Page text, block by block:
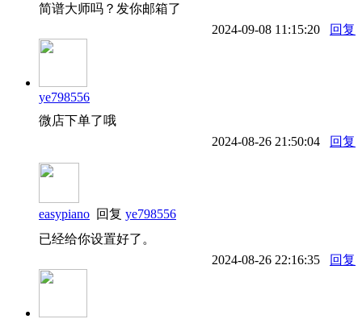
简谱大师吗？发你邮箱了
2024-09-08 11:15:20
回复
ye798556
微店下单了哦
2024-08-26 21:50:04
回复
easypiano 回复 ye798556
已经给你设置好了。
2024-08-26 22:16:35
回复